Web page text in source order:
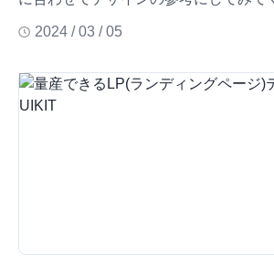
2024 / 03 / 05